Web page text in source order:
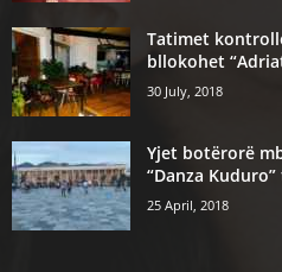
Tatimet
bllokohet
30 July, 2018
Yjet botërorë
“Danza
25 April, 2018